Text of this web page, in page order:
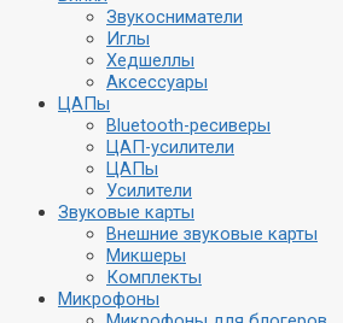
Звукосниматели
Иглы
Хедшеллы
Аксессуары
ЦАПы
Bluetooth-ресиверы
ЦАП-усилители
ЦАПы
Усилители
Звуковые карты
Внешние звуковые карты
Микшеры
Комплекты
Микрофоны